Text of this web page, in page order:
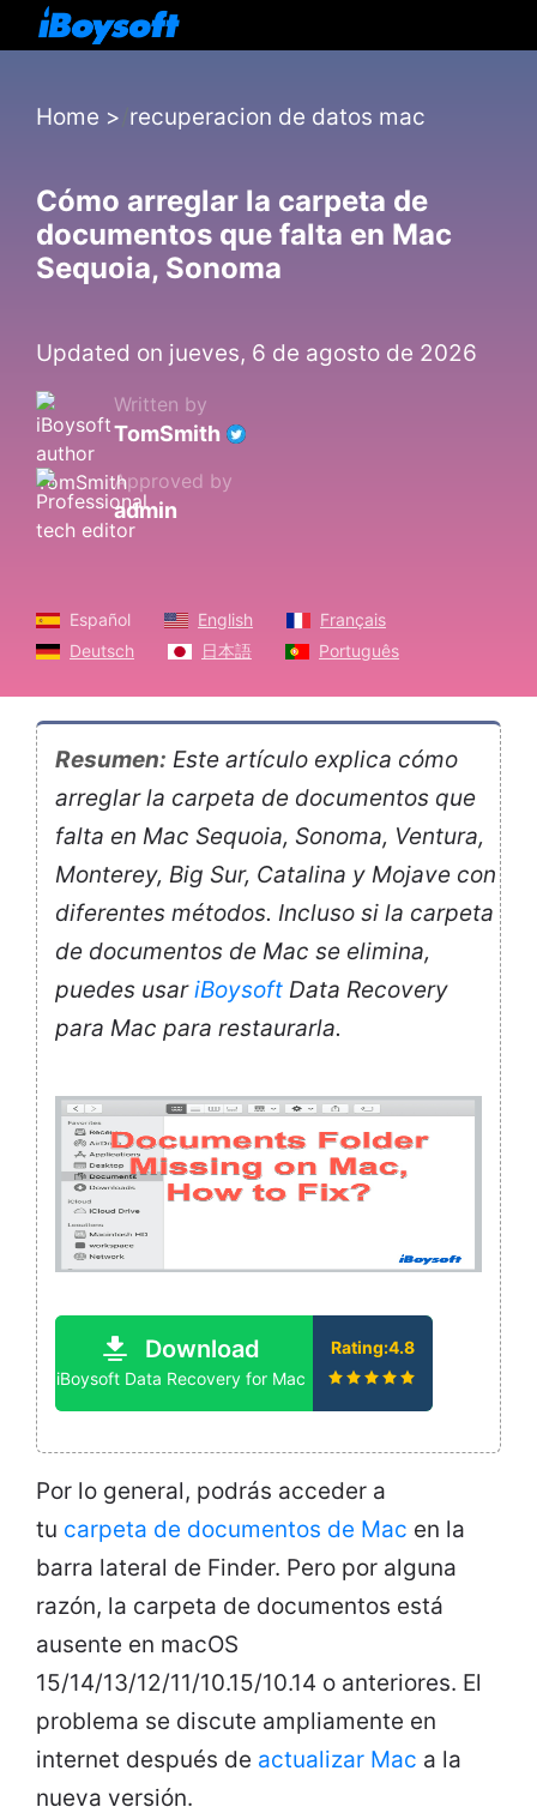
Home > recuperacion de datos mac
Cómo arreglar la carpeta de
documentos que falta en Mac
Sequoia, Sonoma
Updated on jueves, 6 de agosto de 2026
Written by
TomSmith
Approved by
admin
Español English
Français
Deutsch
日本語 Português
Resumen: Este artículo explica cómo
arreglar la carpeta de documentos que
falta en Mac Sequoia, Sonoma, Ventura,
Monterey, Big Sur, Catalina y Mojave con
diferentes métodos. Incluso si la carpeta
de documentos de Mac se elimina,
puedes usariBoysoft Data Recovery
para Mac para restaurarla.
Download
iBoysoft Data Recovery for Mac
Rating:4.8
Por lo general, podrás acceder a
tu carpeta de documentos de Mac en la
barra lateral de Finder. Pero por alguna
razón, la carpeta de documentos está
ausente en macOS
15/14/13/12/11/10.15/10.14 o anteriores. El
problema se discute ampliamente en
internet después de actualizar Mac a la
nueva versión.